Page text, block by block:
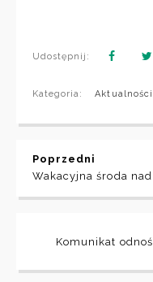
Udostępnij:
Kategoria: Aktualności
Poprzedni
Wakacyjna środa
Komunikat